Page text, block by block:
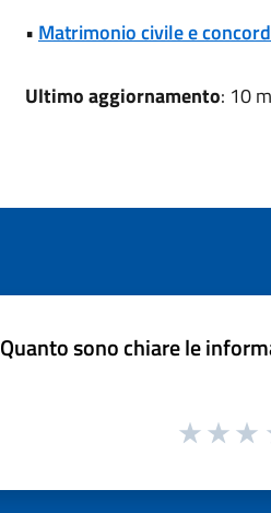
• Matrimonio civile e
Ultimo aggiornamento: 10
Quanto sono chiare le